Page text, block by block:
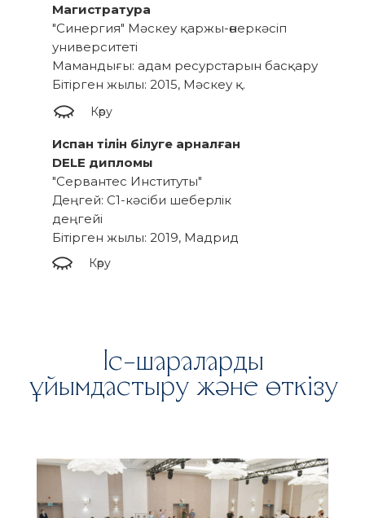
Магистратура
"Синергия" Мәскеу қаржы-өнеркәсіп
университеті
Мамандығы: адам ресурстарын басқару
Бітірген жылы: 2015, Мәскеу қ.
Көру
Испан тілін білуге арналған
DELE дипломы
"Сервантес Институты"
Деңгей: C1-кәсіби шеберлік
деңгейі
Бітірген жылы: 2019, Мадрид
Көру
Іс-шараларды
ұйымдастыру және өткізу